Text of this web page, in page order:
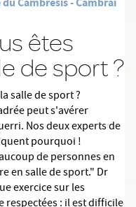
êtes
de sport ?
salle de sport ?
peut s'avérer
Nos deux experts de
pourquoi !
de personnes en
en salle de sport." Dr
exercice sur les